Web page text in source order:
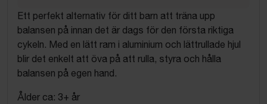
Ett perfekt alternativ för ditt barn att träna upp
balansen på innan det är dags för den första riktiga
cykeln. Med en lätt ram i aluminium och lättrullade hjul
blir det enkelt att öva på att rulla, styra och hålla
balansen på egen hand.
Ålder ca: 3+ år